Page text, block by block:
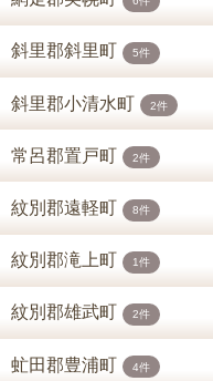
斜里郡斜里町 5件
斜里郡小清水町 2件
常呂郡置戸町 2件
紋別郡遠軽町 8件
紋別郡滝上町 1件
紋別郡雄武町 2件
虻田郡豊浦町 4件